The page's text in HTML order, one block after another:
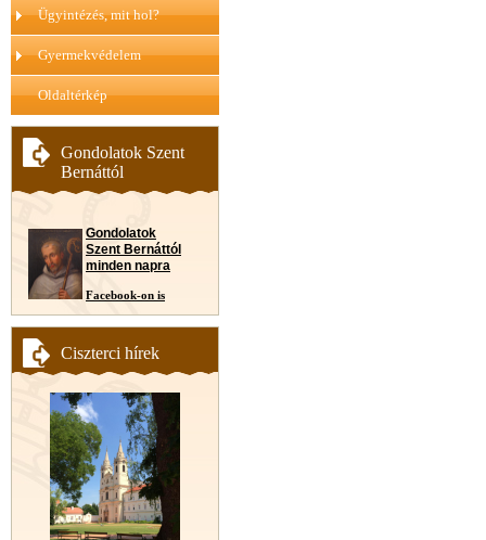
Ügyintézés, mit hol?
Gyermekvédelem
Oldaltérkép
Gondolatok Szent
Bernáttól
Gondolatok
Szent Bernáttól
minden napra
Facebook-on is
Ciszterci hírek